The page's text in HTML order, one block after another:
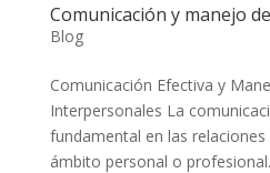
Comunicación y manejo
Blog
Comunicación Efectiva y
Interpersonales La
fundamental en las
ámbito personal o